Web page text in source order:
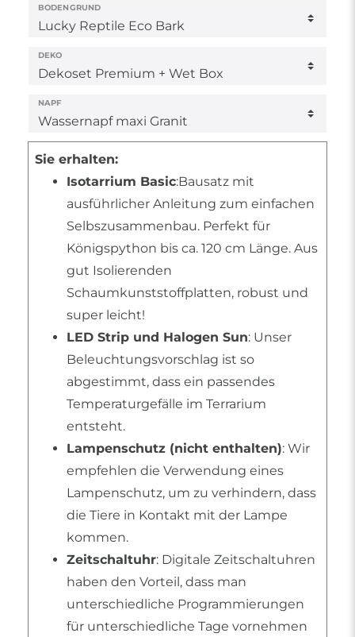
BODENGRUND
DEKO
NAPF
Sie erhalten:
Isotarrium Basic:Bausatz mit
ausführlicher Anleitung zum einfachen
Selbszusammenbau. Perfekt für
Königspython bis ca. 120 cm Länge. Aus
gut Isolierenden
Schaumkunststoffplatten, robust und
super leicht!
LED Strip und Halogen Sun: Unser
Beleuchtungsvorschlag ist so
abgestimmt, dass ein passendes
Temperaturgefälle im Terrarium
entsteht.
Lampenschutz (nicht enthalten): Wir
empfehlen die Verwendung eines
Lampenschutz, um zu verhindern, dass
die Tiere in Kontakt mit der Lampe
kommen.
Zeitschaltuhr: Digitale Zeitschaltuhren
haben den Vorteil, dass man
unterschiedliche Programmierungen
für unterschiedliche Tage vornehmen